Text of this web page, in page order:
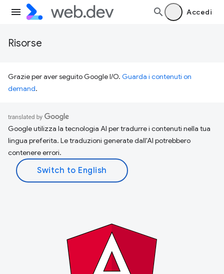
Accedi
Risorse
Grazie per aver seguito Google I/O. Guarda i contenuti on
demand.
Google utilizza la tecnologia AI per tradurre i contenuti nella tua
lingua preferita. Le traduzioni generate dall'AI potrebbero
contenere errori.